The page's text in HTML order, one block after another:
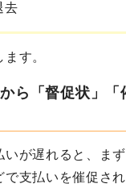
去
す。
ら「督促状」「
いが遅れると、ま
で支払いを催促され